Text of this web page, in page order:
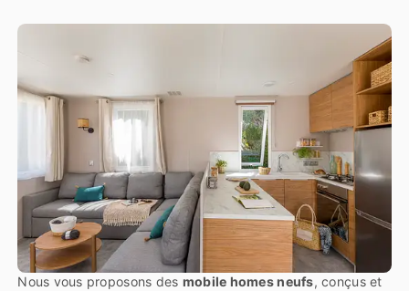
Nous vous proposons des mobile homes neufs, conçus et